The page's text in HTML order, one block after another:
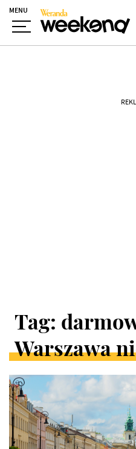
MENU
Tag:
Warszawa
ARTYKUŁY
W
KATEGORII